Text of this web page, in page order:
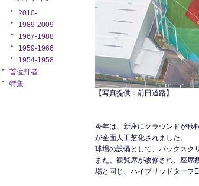
2010-
1989-2009
1967-1988
1959-1966
1954-1958
首位打者
特集
【写真提供：前田道路】
今年は、新座にグラウンドが移
が全面人工芝化されました。
球場の設備として、バックスク
また、観覧席が改修され、座席
場と同じ、ハイブリッドターフ